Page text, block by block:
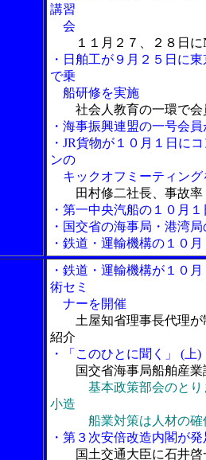
講習
会
１１月２７、２８日
・日舶工が９月２５日に
で乗
船研修を実施
社会人教育の一環で
・海事振興連盟の一号会
・JR貨物が１０月１日に
ンの
キックオフミーティング
田村修二社長、事故
・第一中央汽船の１０月
・国交省の海事局・港湾
・鉄道・運輸機構の１０
・鉄道・運輸機構が１０
術セミ
ナーを開催
土屋知省理事長代理
紹介
・「このひとに聞く」 (上)
国交省海事局船舶産
基本政策部会のと
小造
船業対策は人材の確保
・第３次安倍改造内閣が
国土交通大臣に石井